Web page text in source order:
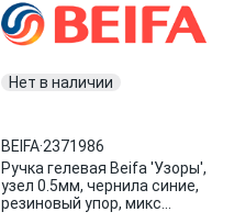
Нет в наличии
BEIFA·2371986
Ручка гелевая Beifa 'Узоры',
узел 0.5мм, чернила синие,
резиновый упор, микс